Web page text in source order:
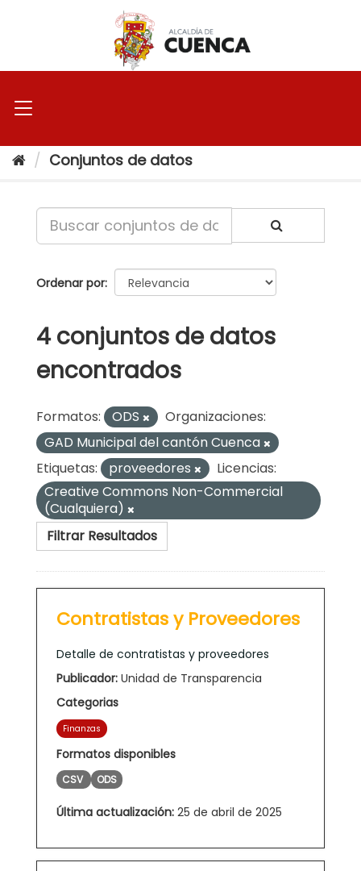
Conjuntos de datos
Ordenar por
4 conjuntos de datos
encontrados
Formatos: ODS
Organizaciones:
GAD Municipal del cantón Cuenca
Etiquetas:
proveedores
Licencias:
Creative Commons Non-Commercial
(Cualquiera)
Filtrar Resultados
Contratistas y Proveedores
Detalle de contratistas y proveedores
Publicador: Unidad de Transparencia
Categorias
Finanzas
Formatos disponibles
CSV ODS
Última actualización: 25 de abril de 2025